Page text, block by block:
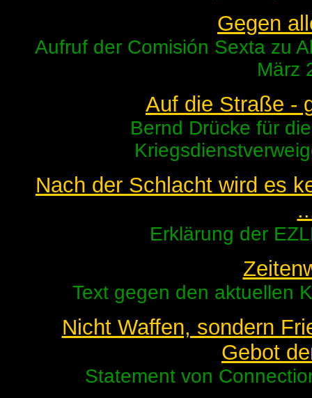
Gegen
Aufruf der Comisión Sexta zu
März
Auf die Straße -
Bernd Drücke für
Nach der Schlacht wird es
Erklärung der
Text gegen den aktuellen
Nicht Waffen, sondern
Gebot
Statement von